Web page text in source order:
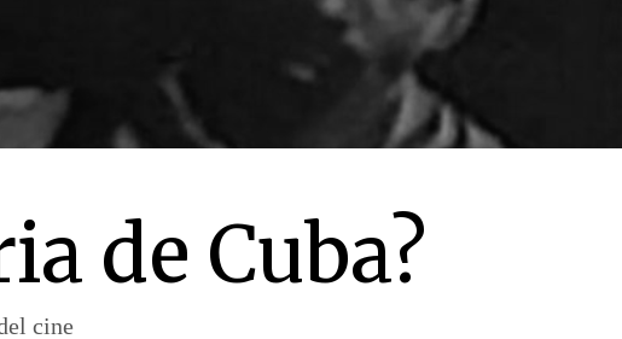
de Cuba?
cine